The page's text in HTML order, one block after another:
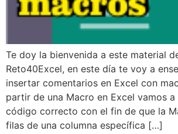
Te doy la bienvenida a este material
Reto40Excel, en este día te voy a
insertar comentarios en Excel con
partir de una Macro en Excel vamos
código correcto con el fin de que la
filas de una columna específica […]